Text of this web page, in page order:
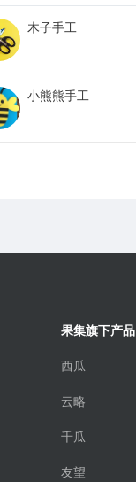
木子手工
小熊熊手工
果集旗下产品
西瓜
云略
千瓜
友望